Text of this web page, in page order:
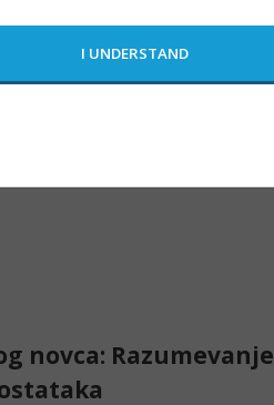
Poništi POSTAVI
novca: Razumevanje